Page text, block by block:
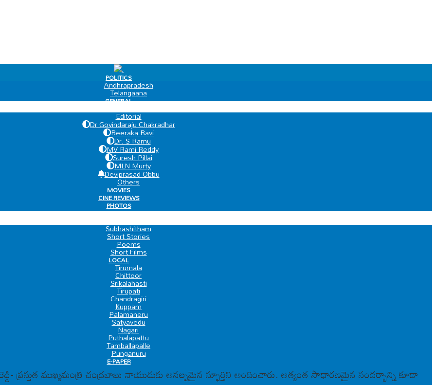
.
POLITICS
Andhrapradesh
Telangaana
GENERAL
Editorial
Dr Govindaraju Chakradhar
Beeraka Ravi
Dr. S Ramu
MV Rami Reddy
Suresh Pillai
MLN Murty
Deviprasad Obbu
Others
MOVIES
CINE REVIEWS
PHOTOS
VIDEOS
Subhashitham
Short Stories
Poems
Short Films
LOCAL
Tirumala
Chittoor
Srikalahasti
Tirupati
Chandragiri
Kuppam
Palamaneru
Satyavedu
Nagari
Puthalapattu
Tamballapalle
Punganuru
E-PAPER
ముఖ్యమంత్రి చంద్రబాబు నాయుడుకు అనల్పమైన స్ఫూర్తిని అందించారు. అత్యంత సాధారణమైన సందర్భాన్ని కూడా